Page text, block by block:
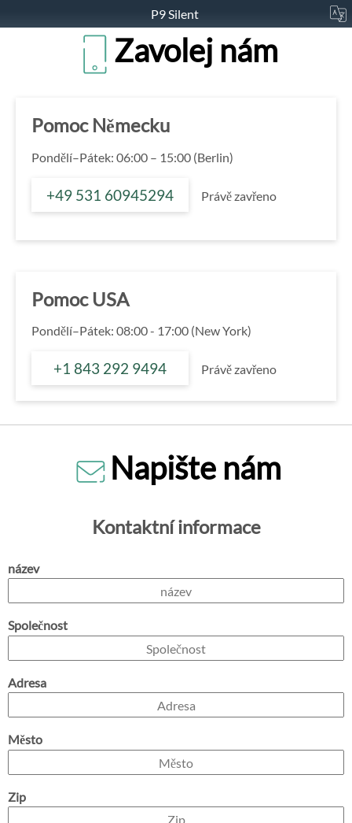
P9 Silent
Zavolej nám
Pomoc Německu
Pondělí–Pátek: 06:00 – 15:00 (Berlin)
+49 531 60945294 Právě zavřeno
Pomoc USA
Pondělí–Pátek: 08:00 - 17:00 (New York)
+1 843 292 9494 Právě zavřeno
Napište nám
Kontaktní informace
název
Společnost
Adresa
Město
Zip